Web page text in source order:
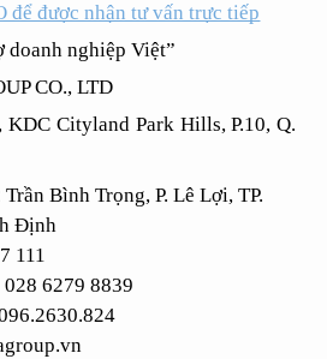
để được nhận tư vấn trực tiếp
doanh nghiệp Việt”
CO., LTD
Cityland Park Hills, P.10, Q.
Bình Trọng, P. Lê Lợi, TP.
Định
111
6279 8839